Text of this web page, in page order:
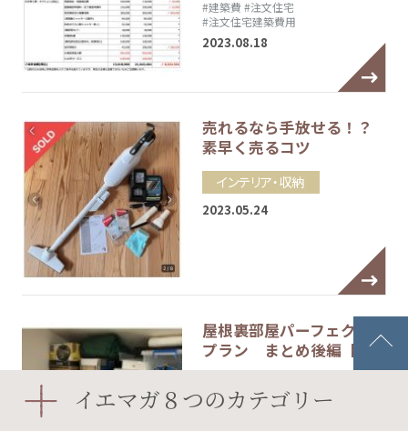
#建築費 #注文住宅
#注文住宅建築費用
2023.08.18
売れるなら手放せる！？
素早く売るコツ
インテリア・収納
2023.05.24
屋根裏部屋パーフェクト
プラン まとめ後編【…
#ロフト #屋根裏部屋
イエマガ８つのカテゴリー